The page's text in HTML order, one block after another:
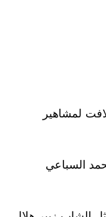
لمشاهير
السباعي